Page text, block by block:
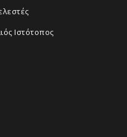
Ιστότοπος